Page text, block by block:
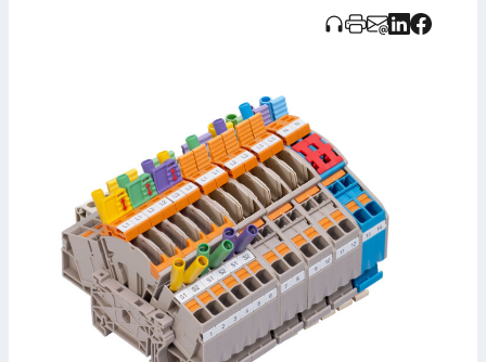
Längstrennung und galvanische Trennung mittels
Steuerleitungen, die den Aufwand für Planung und